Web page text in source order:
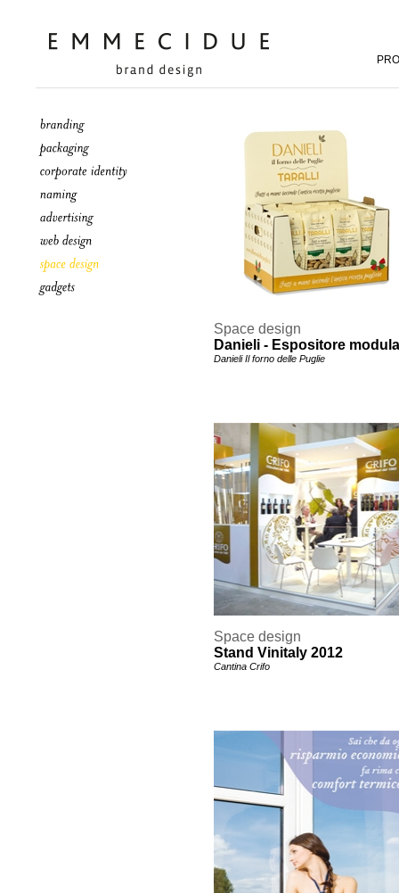
Space design
Danieli - Espositore
Danieli Il forno delle Puglie
Space design
Stand Vinitaly 2012
Cantina Crifo